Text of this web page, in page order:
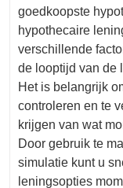
goedkoopste
hypothecaire
verschillende
de looptijd van de
Het is belangrijk
controleren en te
krijgen van wat
Door gebruik te
simulatie kunt u
leningsopties